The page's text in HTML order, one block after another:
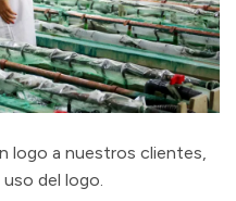
logo a nuestros clientes,
del logo.